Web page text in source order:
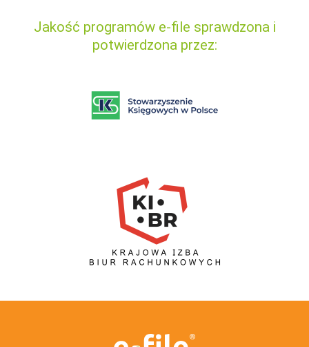
Jakość programów e-file sprawdzona i
potwierdzona przez: